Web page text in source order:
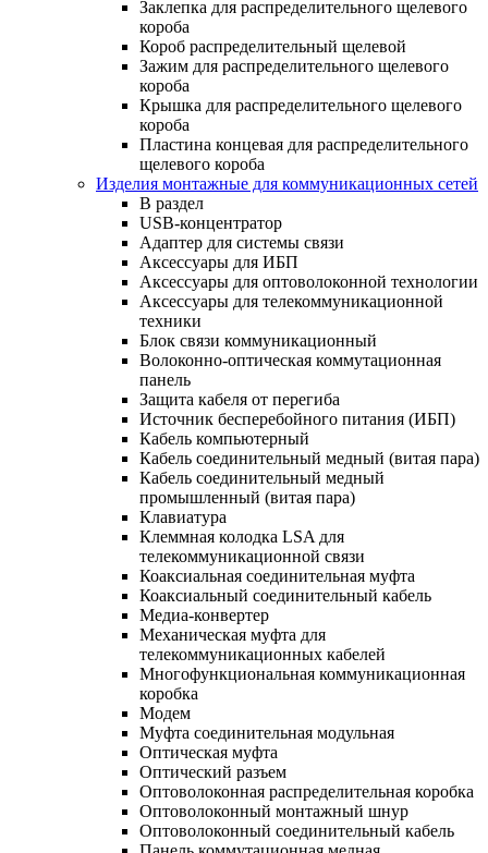
Заклепка для распределительного щелевого
короба
Короб распределительный щелевой
Зажим для распределительного щелевого
короба
Крышка для распределительного щелевого
короба
Пластина концевая для распределительного
щелевого короба
Изделия монтажные для коммуникационных сетей
В раздел
USB-концентратор
Адаптер для системы связи
Аксессуары для ИБП
Аксессуары для оптоволоконной технологии
Аксессуары для телекоммуникационной
техники
Блок связи коммуникационный
Волоконно-оптическая коммутационная
панель
Защита кабеля от перегиба
Источник бесперебойного питания (ИБП)
Кабель компьютерный
Кабель соединительный медный (витая пара)
Кабель соединительный медный
промышленный (витая пара)
Клавиатура
Клеммная колодка LSA для
телекоммуникационной связи
Коаксиальная соединительная муфта
Коаксиальный соединительный кабель
Медиа-конвертер
Механическая муфта для
телекоммуникационных кабелей
Многофункциональная коммуникационная
коробка
Модем
Муфта соединительная модульная
Оптическая муфта
Оптический разъем
Оптоволоконная распределительная коробка
Оптоволоконный монтажный шнур
Оптоволоконный соединительный кабель